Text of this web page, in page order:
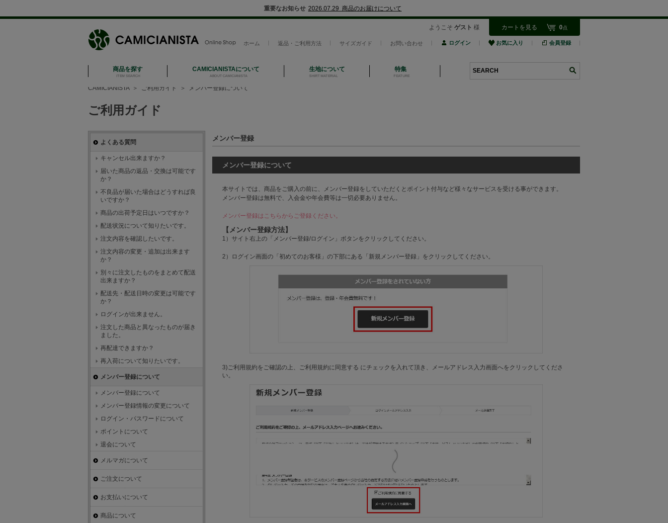
重要なお知らせ 2026.07.29 商品のお届けについて
ようこそ ゲスト 様 カートを見る 0点
ホーム 返品・ご利用方法 サイズガイド お問い合わせ ログイン お気に入り 会員登録
商品を探す
ITEM SEARCH
CAMICIANISTAについて
ABOUT CAMICIANISTA
生地について
SHIRT MATERIAL
特集
FEATURE
CAMICIANISTA＞ ご利用ガイド ＞ メンバー登録について
ご利用ガイド
メンバー登録
メンバー登録について
本サイトでは、商品をご購入の前に、メンバー登録をしていただくとポイント付与など様々なサービスを受ける事ができます。
メンバー登録は無料で、入会金や年会費等は一切必要ありません。
メンバー登録はこちらからご登録ください。
【メンバー登録方法】
1）サイト右上の「メンバー登録/ログイン」ボタンをクリックしてください。
2）ログイン画面の「初めてのお客様」の下部にある「新規メンバー登録」をクリックしてください。
3)ご利用規約をご確認の上、ご利用規約に同意する にチェックを入れて頂き、メールアドレス入力画面へをクリックしてくださ
い。
よくある質問
キャンセル出来ますか？
届いた商品の返品・交換は可能です
か？
不良品が届いた場合はどうすれば良
いですか？
商品の出荷予定日はいつですか？
配送状況について知りたいです。
注文内容を確認したいです。
注文内容の変更・追加は出来ます
か？
別々に注文したものをまとめて配送
出来ますか？
配送先・配送日時の変更は可能です
か？
ログインが出来ません。
注文した商品と異なったものが届き
ました。
再配達できますか？
再入荷について知りたいです。
メンバー登録について
メンバー登録について
メンバー登録情報の変更について
ログイン・パスワードについて
ポイントについて
退会について
メルマガについて
ご注文について
お支払いについて
商品について